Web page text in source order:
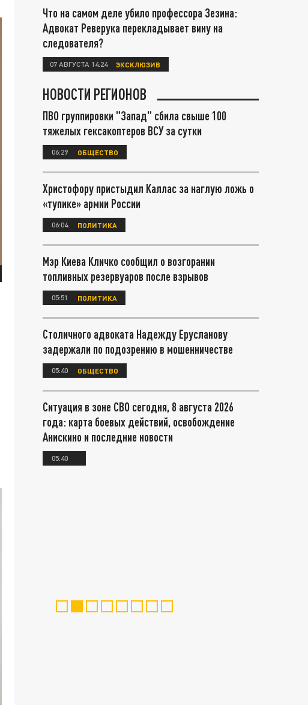
Что на самом деле убило профессора Зезина:
Адвокат Реверука перекладывает вину на
следователя?
07 АВГУСТА 14:24 ЭКСКЛЮЗИВ
НОВОСТИ РЕГИОНОВ
ПВО группировки "Запад" сбила свыше 100
тяжелых гексакоптеров ВСУ за сутки
06:29 ОБЩЕСТВО
Христофору пристыдил Каллас за наглую ложь о
«тупике» армии России
06:04 ПОЛИТИКА
Мэр Киева Кличко сообщил о возгорании
топливных резервуаров после взрывов
05:51 ПОЛИТИКА
Столичного адвоката Надежду Ерусланову
задержали по подозрению в мошенничестве
05:40 ОБЩЕСТВО
Ситуация в зоне СВО сегодня, 8 августа 2026
года: карта боевых действий, освобождение
Анискино и последние новости
05:40